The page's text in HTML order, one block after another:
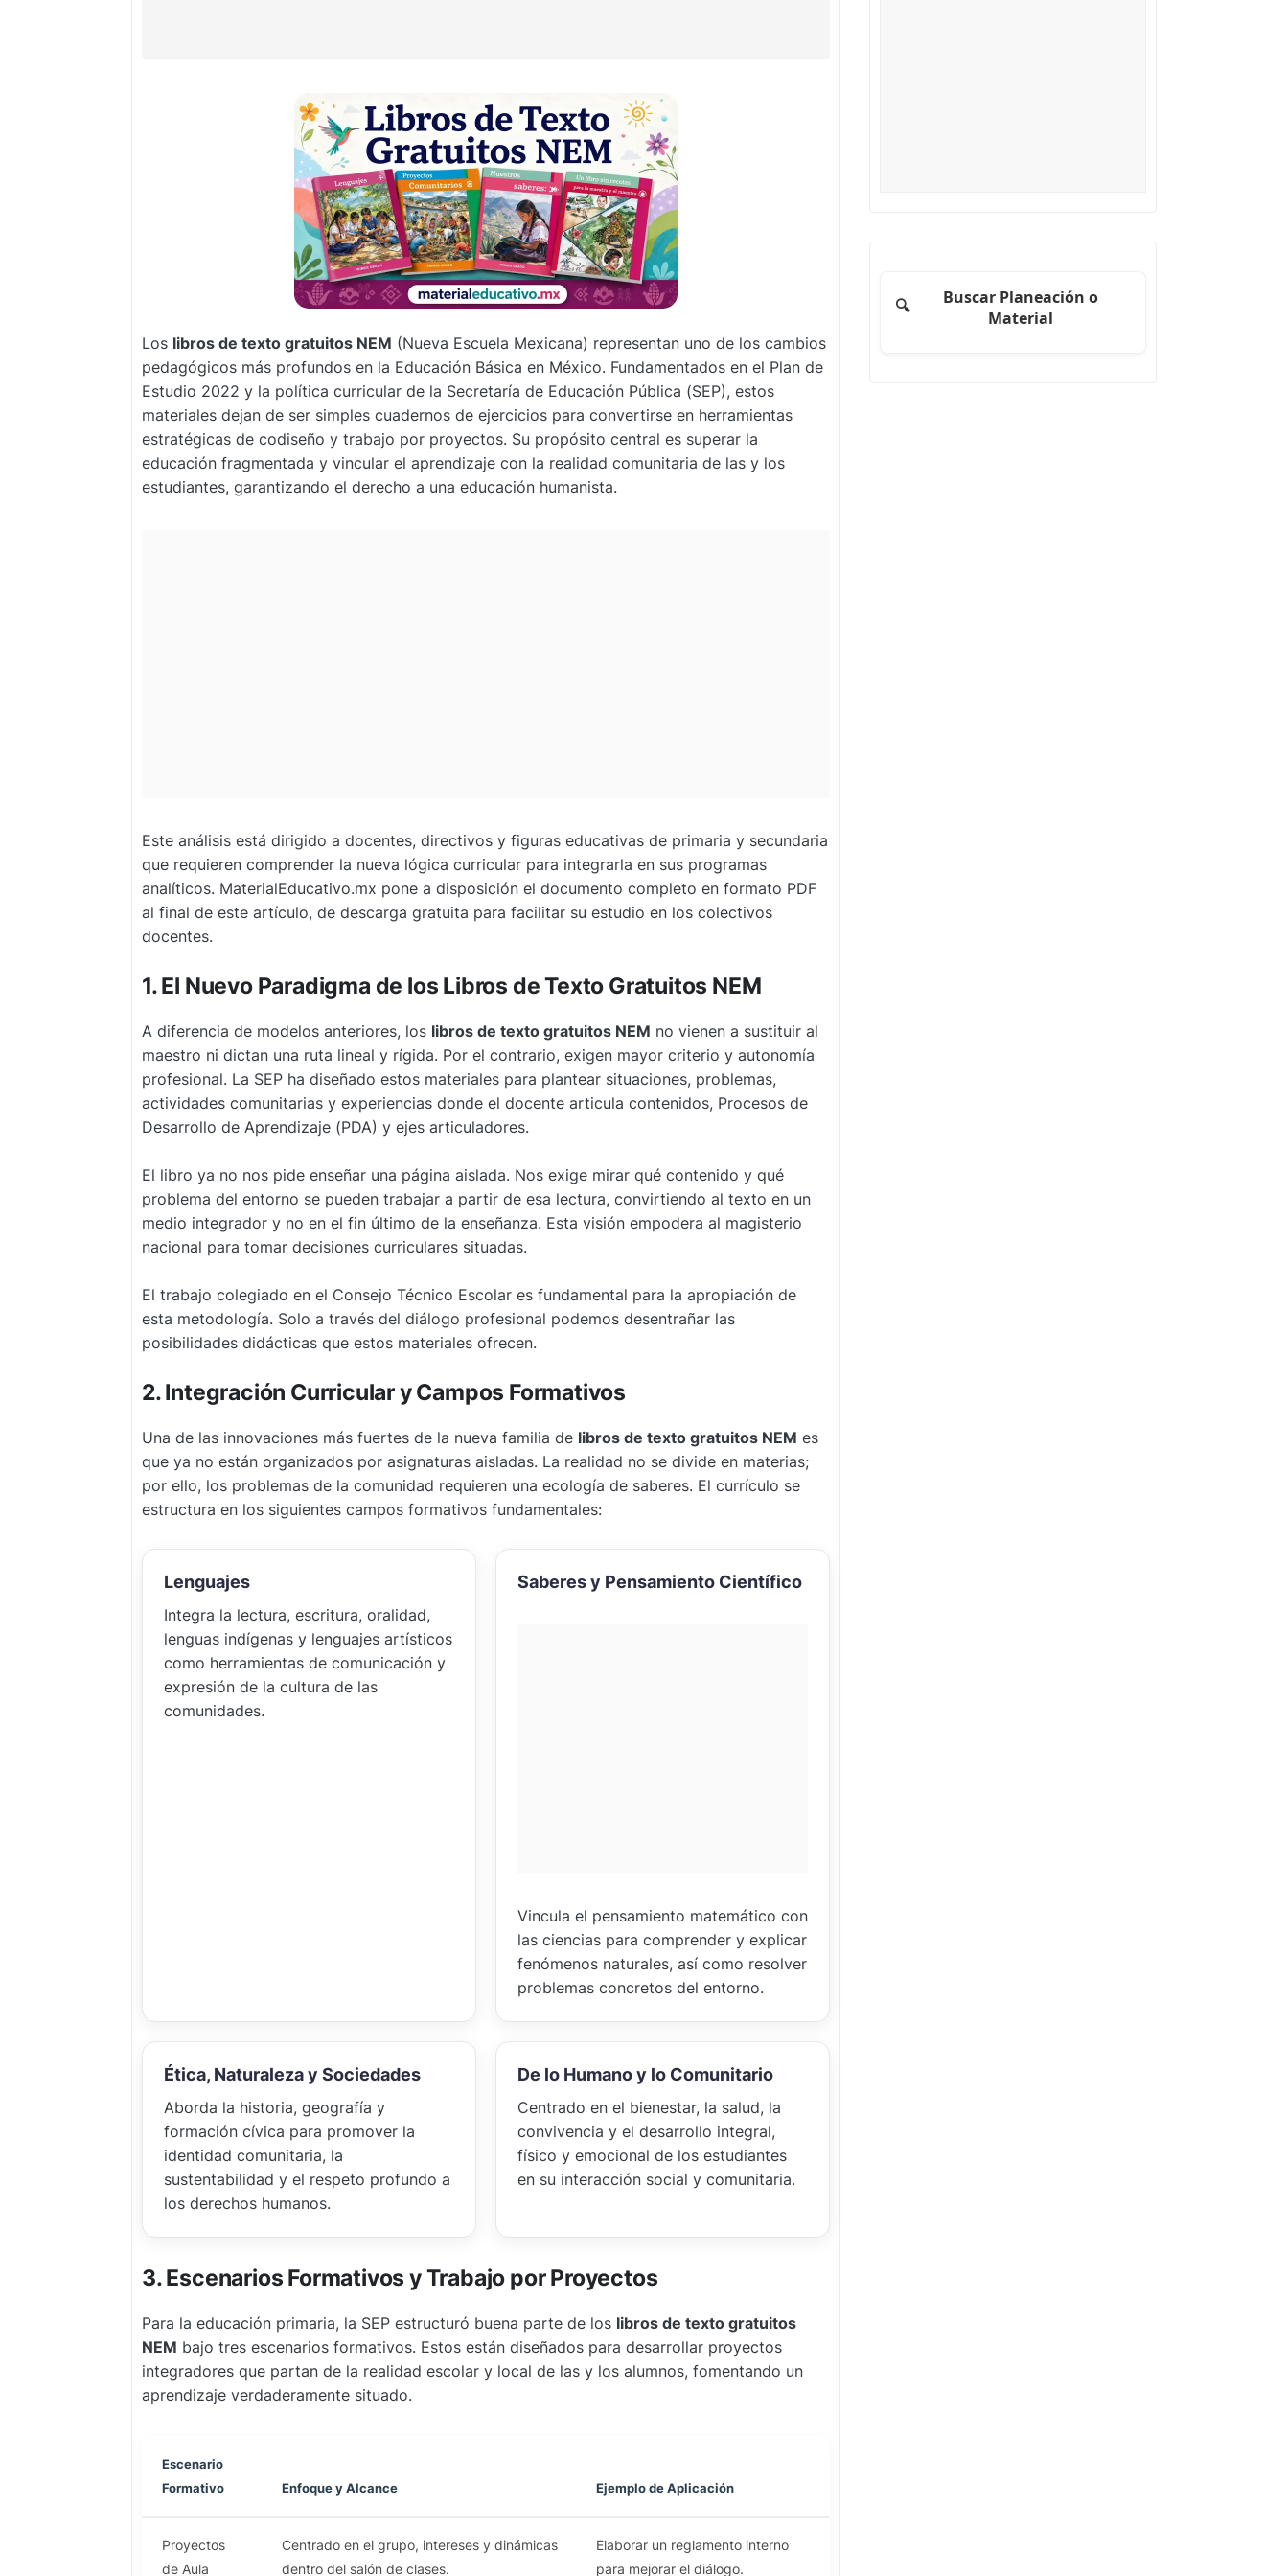
Los libros de texto gratuitos NEM (Nueva Escuela Mexicana) representan uno de los cambios
pedagógicos más profundos en la Educación Básica en México. Fundamentados en el Plan de
Estudio 2022 y la política curricular de la Secretaría de Educación Pública (SEP), estos
materiales dejan de ser simples cuadernos de ejercicios para convertirse en herramientas
estratégicas de codiseño y trabajo por proyectos. Su propósito central es superar la
educación fragmentada y vincular el aprendizaje con la realidad comunitaria de las y los
estudiantes, garantizando el derecho a una educación humanista.
Este análisis está dirigido a docentes, directivos y figuras educativas de primaria y secundaria
que requieren comprender la nueva lógica curricular para integrarla en sus programas
analíticos. MaterialEducativo.mx pone a disposición el documento completo en formato PDF
al final de este artículo, de descarga gratuita para facilitar su estudio en los colectivos
docentes.
1. El Nuevo Paradigma de los Libros de Texto Gratuitos NEM
A diferencia de modelos anteriores, los libros de texto gratuitos NEM no vienen a sustituir al
maestro ni dictan una ruta lineal y rígida. Por el contrario, exigen mayor criterio y autonomía
profesional. La SEP ha diseñado estos materiales para plantear situaciones, problemas,
actividades comunitarias y experiencias donde el docente articula contenidos, Procesos de
Desarrollo de Aprendizaje (PDA) y ejes articuladores.
El libro ya no nos pide enseñar una página aislada. Nos exige mirar qué contenido y qué
problema del entorno se pueden trabajar a partir de esa lectura, convirtiendo al texto en un
medio integrador y no en el fin último de la enseñanza. Esta visión empodera al magisterio
nacional para tomar decisiones curriculares situadas.
El trabajo colegiado en el Consejo Técnico Escolar es fundamental para la apropiación de
esta metodología. Solo a través del diálogo profesional podemos desentrañar las
posibilidades didácticas que estos materiales ofrecen.
2. Integración Curricular y Campos Formativos
Una de las innovaciones más fuertes de la nueva familia de libros de texto gratuitos NEM es
que ya no están organizados por asignaturas aisladas. La realidad no se divide en materias;
por ello, los problemas de la comunidad requieren una ecología de saberes. El currículo se
estructura en los siguientes campos formativos fundamentales:
Lenguajes
Integra la lectura, escritura, oralidad,
lenguas indígenas y lenguajes artísticos
como herramientas de comunicación y
expresión de la cultura de las
comunidades.
Saberes y Pensamiento Científico
Vincula el pensamiento matemático con
las ciencias para comprender y explicar
fenómenos naturales, así como resolver
problemas concretos del entorno.
Ética, Naturaleza y Sociedades
Aborda la historia, geografía y
formación cívica para promover la
identidad comunitaria, la
sustentabilidad y el respeto profundo a
los derechos humanos.
De lo Humano y lo Comunitario
Centrado en el bienestar, la salud, la
convivencia y el desarrollo integral,
físico y emocional de los estudiantes
en su interacción social y comunitaria.
3. Escenarios Formativos y Trabajo por Proyectos
Para la educación primaria, la SEP estructuró buena parte de los libros de texto gratuitos
NEM bajo tres escenarios formativos. Estos están diseñados para desarrollar proyectos
integradores que partan de la realidad escolar y local de las y los alumnos, fomentando un
aprendizaje verdaderamente situado.
Escenario
Formativo
Enfoque y Alcance Ejemplo de Aplicación
Proyectos
de Aula
Centrado en el grupo, intereses y dinámicas
dentro del salón de clases.
Elaborar un reglamento interno
para mejorar el diálogo.
🔍
Buscar Planeación o
Material